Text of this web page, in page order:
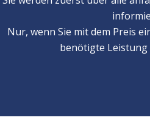
Nur, wenn Sie mit dem Preis
benötigte